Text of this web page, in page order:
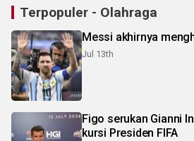
Terpopuler - Olahraga
Messi akhirnya
Jul 13th
Figo serukan Gianni
kursi Presiden FIFA